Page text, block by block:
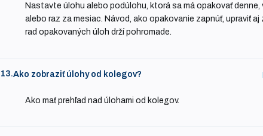
Nastavte úlohu alebo podúlohu, ktorá sa má opakovať denne,
alebo raz za mesiac. Návod, ako opakovanie zapnúť, upraviť aj
rad opakovaných úloh drží pohromade.
13.Ako zobraziť úlohy od kolegov?
Ako mať prehľad nad úlohami od kolegov.